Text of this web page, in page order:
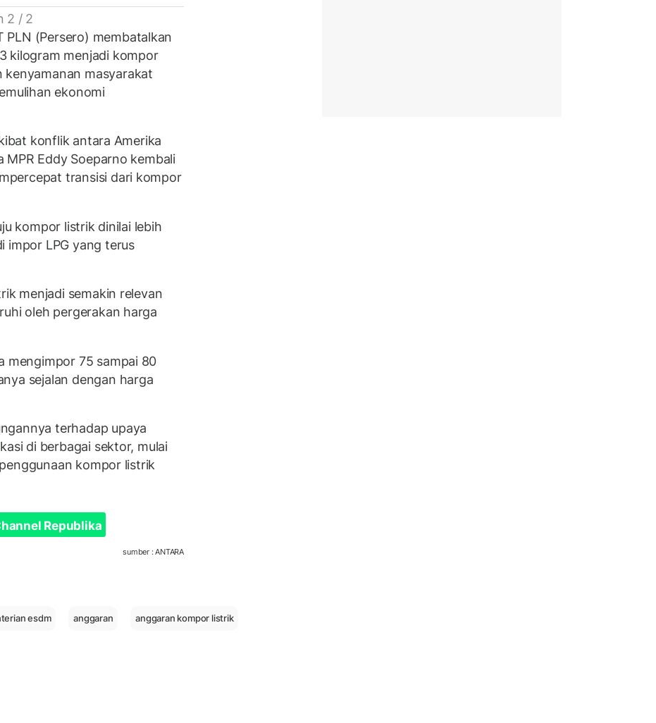
2 / 2
PLN (Persero) membatalkan
kilogram menjadi kompor
masyarakat
ekonomi
konflik antara Amerika
MPR Eddy Soeparno kembali
transisi dari kompor
kompor listrik dinilai lebih
impor LPG yang terus
menjadi semakin relevan
oleh pergerakan harga
mengimpor 75 sampai 80
sejalan dengan harga
terhadap upaya
di berbagai sektor, mulai
kompor listrik
Republika
sumber : ANTARA
esdm anggaran anggaran kompor listrik